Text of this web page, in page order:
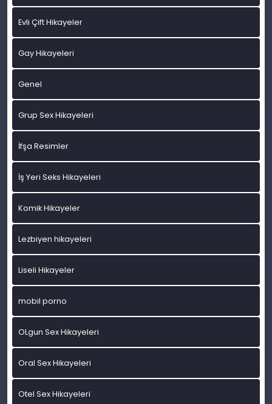
Evli Çift Hikayeler
Gay Hikayeleri
Genel
Grup Sex Hikayeleri
İfşa Resimler
İş Yeri Seks Hikayeleri
Komik Hikayeler
Lezbiyen hikayeleri
Liseli Hikayeler
mobil porno
OLgun Sex Hikayeleri
Oral Sex Hikayeleri
Otel Sex Hikayeleri